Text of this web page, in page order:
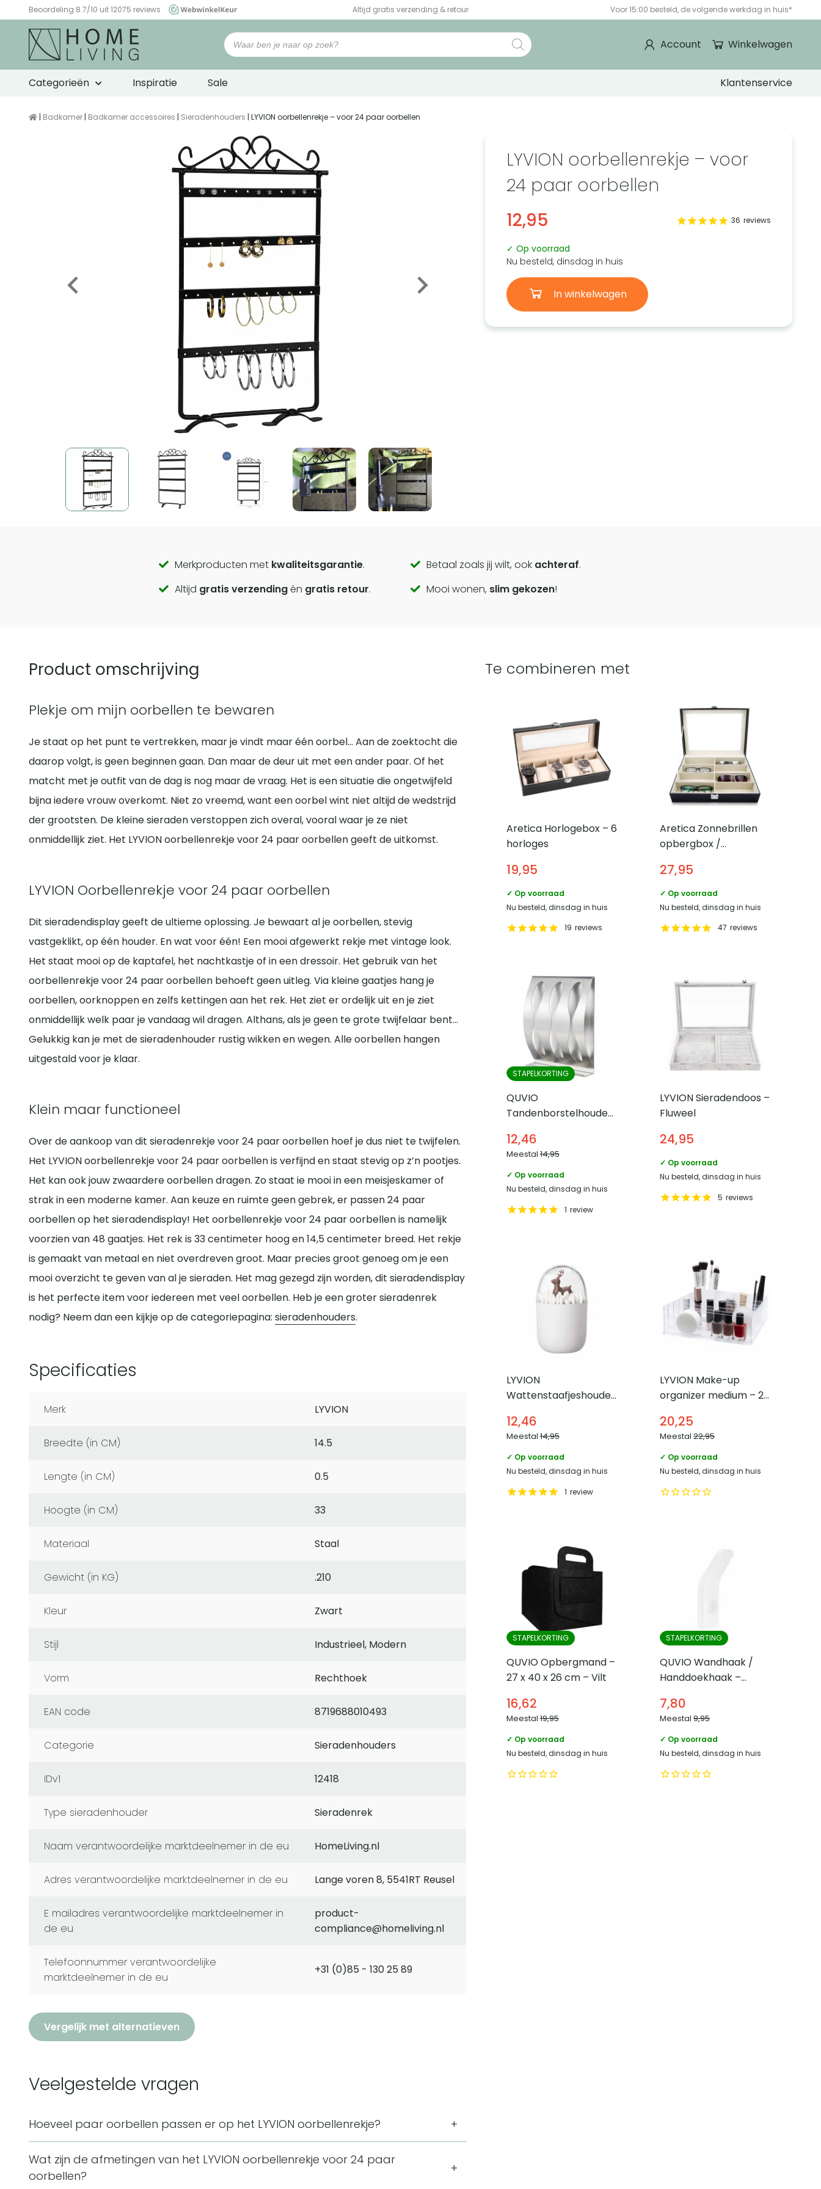
Beoordeling 8.7/10 uit 12075 reviews
WebwinkelKeur
Altijd gratis verzending & retour Voor 15:00 besteld, de volgende werkdag in huis*
Winkelwagen
Account
Categorieën Inspiratie Sale Klantenservice
| Badkamer | Badkamer accessoires | Sieradenhouders | LYVION oorbellenrekje – voor 24 paar oorbellen
LYVION oorbellenrekje – voor
24 paar oorbellen
12,95
36 reviews
✓ Op voorraad
Nu besteld, dinsdag in huis
In winkelwagen
Call
to
Merkproducten met kwaliteitsgarantie. Betaal zoals jij wilt, ook achteraf.
Altijd gratis verzendingén gratis retour. Mooi wonen, slim gekozen!
Product omschrijving
Plekje om mijn oorbellen te bewaren
Je staat op het punt te vertrekken, maar je vindt maar één oorbel… Aan de zoektocht die
daarop volgt, is geen beginnen gaan. Dan maar de deur uit met een ander paar. Of het
matcht met je outfit van de dag is nog maar de vraag. Het is een situatie die ongetwijfeld
bijna iedere vrouw overkomt. Niet zo vreemd, want een oorbel wint niet altijd de wedstrijd
der grootsten. De kleine sieraden verstoppen zich overal, vooral waar je ze niet
onmiddellijk ziet. Het LYVION oorbellenrekje voor 24 paar oorbellen geeft de uitkomst.
LYVION Oorbellenrekje voor 24 paar oorbellen
Dit sieradendisplay geeft de ultieme oplossing. Je bewaart al je oorbellen, stevig
vastgeklikt, op één houder. En wat voor één! Een mooi afgewerkt rekje met vintage look.
Het staat mooi op de kaptafel, het nachtkastje of in een dressoir. Het gebruik van het
oorbellenrekje voor 24 paar oorbellen behoeft geen uitleg. Via kleine gaatjes hang je
oorbellen, oorknoppen en zelfs kettingen aan het rek. Het ziet er ordelijk uit en je ziet
onmiddellijk welk paar je vandaag wil dragen. Althans, als je geen te grote twijfelaar bent…
Gelukkig kan je met de sieradenhouder rustig wikken en wegen. Alle oorbellen hangen
uitgestald voor je klaar.
Klein maar functioneel
Over de aankoop van dit sieradenrekje voor 24 paar oorbellen hoef je dus niet te twijfelen.
Het LYVION oorbellenrekje voor 24 paar oorbellen is verfijnd en staat stevig op z’n pootjes.
Het kan ook jouw zwaardere oorbellen dragen. Zo staat ie mooi in een meisjeskamer of
strak in een moderne kamer. Aan keuze en ruimte geen gebrek, er passen 24 paar
oorbellen op het sieradendisplay! Het oorbellenrekje voor 24 paar oorbellen is namelijk
voorzien van 48 gaatjes. Het rek is 33 centimeter hoog en 14,5 centimeter breed. Het rekje
is gemaakt van metaal en niet overdreven groot. Maar precies groot genoeg om je een
mooi overzicht te geven van al je sieraden. Het mag gezegd zijn worden, dit sieradendisplay
is het perfecte item voor iedereen met veel oorbellen. Heb je een groter sieradenrek
nodig? Neem dan een kijkje op de categoriepagina: sieradenhouders.
Specificaties
Merk LYVION
Breedte (in CM) 14.5
Lengte (in CM) 0.5
Hoogte (in CM) 33
Materiaal Staal
Gewicht (in KG) .210
Kleur Zwart
Stijl Industrieel, Modern
Vorm Rechthoek
EAN code 8719688010493
Categorie Sieradenhouders
IDv1 12418
Type sieradenhouder Sieradenrek
naam verantwoordelijke marktdeelnemer in de eu HomeLiving.nl
adres verantwoordelijke marktdeelnemer in de eu Lange voren 8, 5541RT Reusel
e mailadres verantwoordelijke marktdeelnemer in
de eu
product-
compliance@homeliving.nl
telefoonnummer verantwoordelijke
marktdeelnemer in de eu
+31 (0)85 - 130 25 89
Vergelijk met alternatieven
Veelgestelde vragen
Hoeveel paar oorbellen passen er op het LYVION oorbellenrekje?
gaatjes waarmee oorbellen overzichtelijk naast elkaar kunnen worden opgehangen.
Wat zijn de afmetingen van het LYVION oorbellenrekje voor 24 paar
oorbellen?
Te combineren met
Aretica Horlogebox – 6
horloges
19,95
✓ Op voorraad
Nu besteld, dinsdag in huis
19 reviews
Aretica Zonnebrillen
opbergbox /
27,95
✓ Op voorraad
Nu besteld, dinsdag in huis
47 reviews
STAPELKORTING
QUVIO
Tandenborstelhouder
12,46
Meestal14,95
✓ Op voorraad
Nu besteld, dinsdag in huis
1 review
LYVION Sieradendoos –
Fluweel
24,95
✓ Op voorraad
Nu besteld, dinsdag in huis
5 reviews
LYVION
Wattenstaafjeshouder
12,46
Meestal14,95
✓ Op voorraad
Nu besteld, dinsdag in huis
1 review
LYVION Make-up
organizer medium – 24
20,25
Meestal22,95
✓ Op voorraad
Nu besteld, dinsdag in huis
STAPELKORTING
QUVIO Opbergmand –
27 x 40 x 26 cm – Vilt
16,62
Meestal19,95
✓ Op voorraad
Nu besteld, dinsdag in huis
STAPELKORTING
QUVIO Wandhaak /
Handdoekhaak –
7,80
Meestal9,95
✓ Op voorraad
Nu besteld, dinsdag in huis